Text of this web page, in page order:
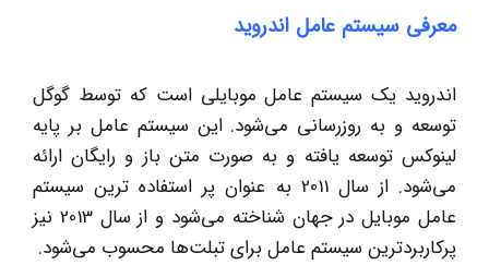
معرفی سیستم عامل اندروید
اندروید یک سیستم عامل موبایلی است که توسط گوگل
توسعه و به روزرسانی می‌شود. این سیستم عامل بر پایه
لینوکس توسعه یافته و به صورت متن باز و رایگان ارائه
می‌شود. از سال 2011 به عنوان پر استفاده ترین سیستم
عامل موبایل در جهان شناخته می‌شود و از سال 2013 نیز
پرکاربردترین سیستم عامل برای تبلت‌ها محسوب می‌شود.